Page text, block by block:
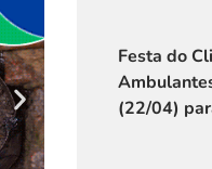
Festa do
(22/04)